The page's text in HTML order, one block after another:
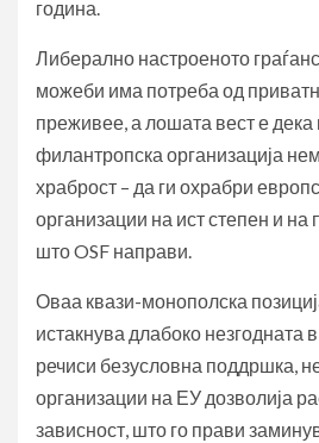
година.
Либерално настроеното
можеби има потреба од
преживее, а лошата вест е дека
филантропска организација
храброст – да ги охрабри
организации на ист степен и на
што OSF направи.
Оваа квази-монополска
истакнува длабоко незгодната
речиси безусловна поддршка,
организации на ЕУ дозволија
зависност, што го прави